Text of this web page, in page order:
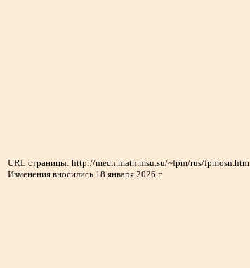
URL страницы: http://mech.math.msu.su/~fpm/rus/fpmosn.htm
Изменения вносились 18 января 2026 г.